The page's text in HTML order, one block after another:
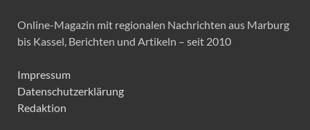
Online-Magazin mit regionalen Nachrichten aus Marburg
bis Kassel, Berichten und Artikeln – seit 2010
Impressum
Datenschutzerklärung
Redaktion